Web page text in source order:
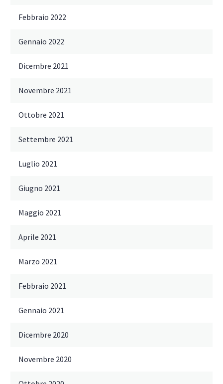
Febbraio 2022
Gennaio 2022
Dicembre 2021
Novembre 2021
Ottobre 2021
Settembre 2021
Luglio 2021
Giugno 2021
Maggio 2021
Aprile 2021
Marzo 2021
Febbraio 2021
Gennaio 2021
Dicembre 2020
Novembre 2020